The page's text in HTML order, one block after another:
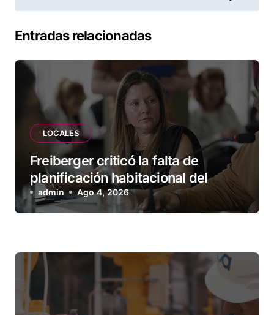
Entradas relacionadas
LOCALES
Freiberger criticó la falta de
planificación habitacional del
Municipio: “Vuoto deja afuera a
vecinos que llevan más de 20 años
admin Ago 4, 2026